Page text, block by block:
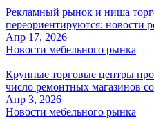
Рекламный рынок и ниша
переориентируются: новости
Апр 17, 2026
Новости мебельного рынка
Крупные торговые центры
число ремонтных магазинов
Апр 3, 2026
Новости мебельного рынка